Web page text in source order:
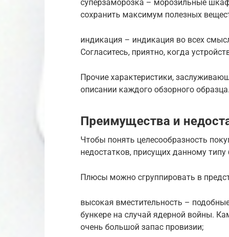
суперзаморозка – морозильные
сохранить максимум полезных
индикация – индикация во всех
Согласитесь, приятно, когда
Прочие характеристики,
описании каждого обзорного образца.
Преимущества и
Чтобы понять целесообразность
недостатков, присущих данному типу
Плюсы можно сгруппировать в
высокая вместительность –
бункере на случай ядерной войны.
очень большой запас провизии;